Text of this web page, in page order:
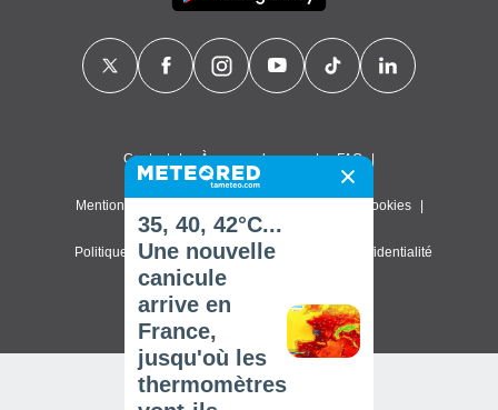
Contact À propos de nous FAQ
Mentions légales & Conditions d'utilisation Cookies
Politique de confidentialité Paramètres de confidentialité
© 2026 Meteored. Tous droits réservés
35, 40, 42°C...
Une nouvelle
canicule
arrive en
France,
jusqu'où les
thermomètres